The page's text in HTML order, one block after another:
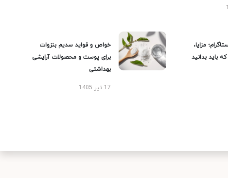
مزایا،
باید بدانید
خواص و فواید سدیم بنزوات
برای پوست و محصولات آرایشی
بهداشتی
17 تیر 1405